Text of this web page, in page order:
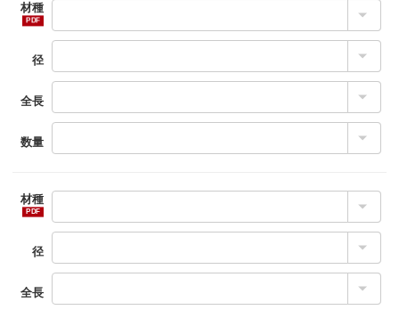
材種
径
全長
数量
材種
径
全長